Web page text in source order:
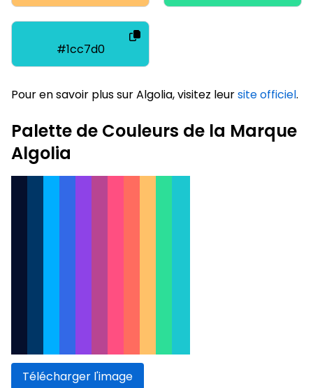
#1cc7d0
Pour en savoir plus sur Algolia, visitez leursite officiel.
Palette de Couleurs de la Marque
Algolia
Télécharger l'image